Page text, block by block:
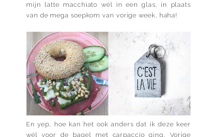
mijn latte macchiato wél in een glas, in plaats
van de mega soepkom van vorige week, haha!
En yep, hoe kan het ook anders dat ik deze keer
wél voor de bagel met carpaccio ging. Vorige